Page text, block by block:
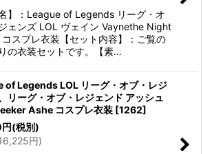
名】：League of Legends リーグ・オ
ェンズ LOL ヴェイン Vaynethe Night
スプレ衣装【セット内容】：ご覧の
の衣装セットです。【素…
of Legends LOL リーグ・オブ・レジ
リーグ・オブ・レジェンド アッシュ
Ashe コスプレ衣装 [1262]
円(税別)
円)